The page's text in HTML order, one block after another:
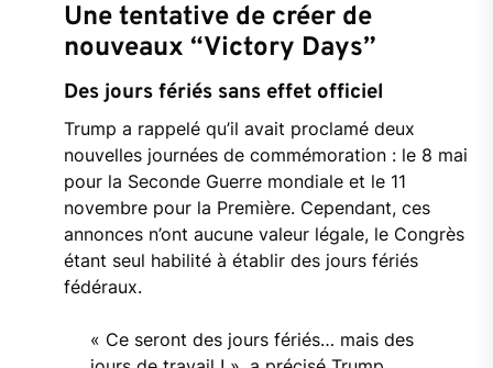
Une tentative de créer de
nouveaux “Victory Days”
Des jours fériés sans effet officiel
Trump a rappelé qu’il avait proclamé deux
nouvelles journées de commémoration : le 8 mai
pour la Seconde Guerre mondiale et le 11
novembre pour la Première. Cependant, ces
annonces n’ont aucune valeur légale, le Congrès
étant seul habilité à établir des jours fériés
fédéraux.
« Ce seront des jours fériés… mais des